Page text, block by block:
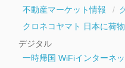
不動産マーケット情報
クロネコヤマト 日本に荷物
デジタル
一時帰国 WiFiインターネッ